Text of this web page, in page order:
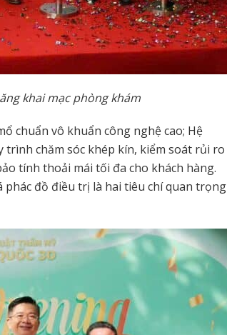
khai mạc phòng khám
chuẩn vô khuẩn công nghệ cao; Hệ
chăm sóc khép kín, kiểm soát rủi ro
tính thoải mái tối đa cho khách hàng.
phác đồ điều trị là hai tiêu chí quan trọng